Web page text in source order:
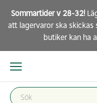
Sommartider v 28-32!
att lagervaror ska skickas
butikerkan ha